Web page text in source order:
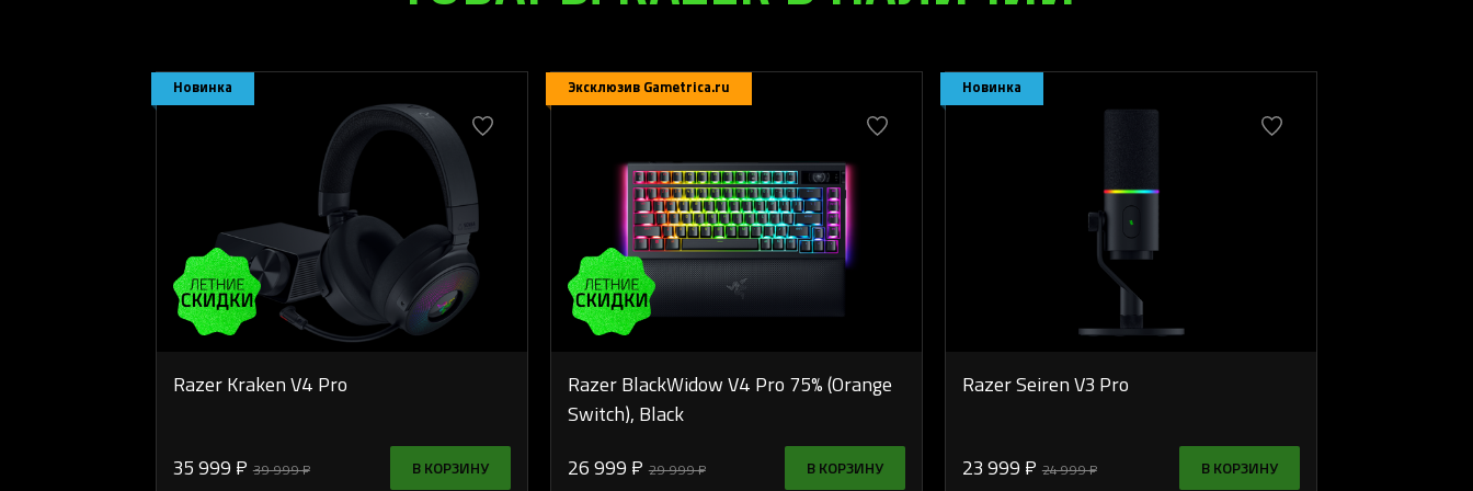
Новинка
Razer Kraken V4 Pro
35 999 ₽ 39 999 ₽ В КОРЗИНУ
Эксклюзив Gametrica.ru
Razer BlackWidow V4 Pro 75% (Orange
Switch), Black
26 999 ₽ 29 999 ₽ В КОРЗИНУ
Новинка
Razer Seiren V3 Pro
23 999 ₽ 24 999 ₽ В КОРЗИНУ